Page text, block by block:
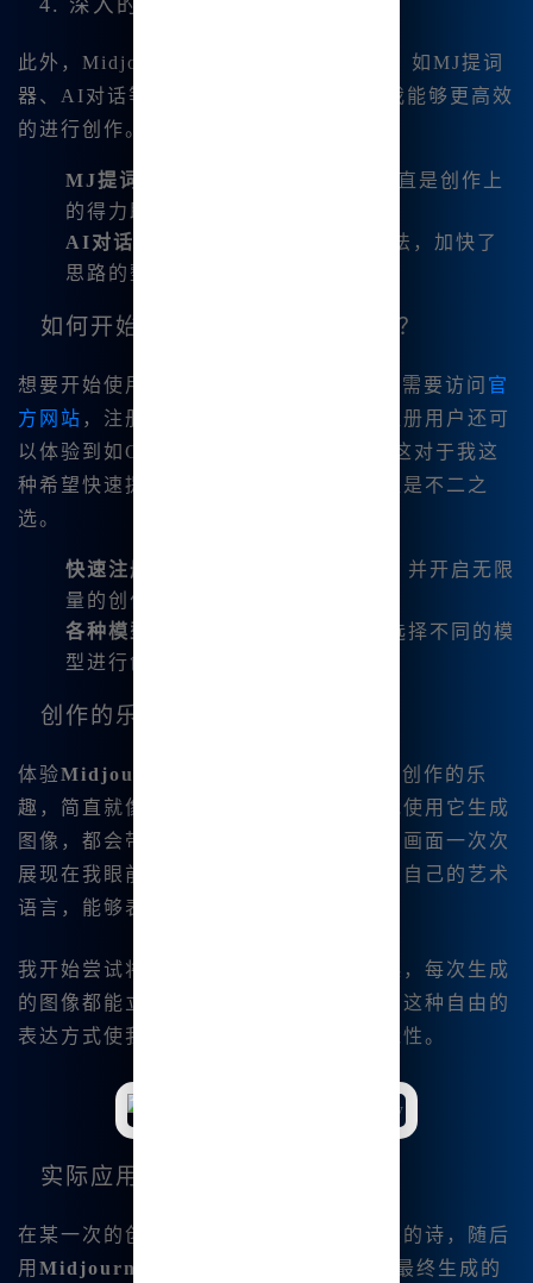
此外，Midjourney还集成了各种AI工具，如MJ提词
器、AI对话等。我发现通过这些工具，我能够更高效
的进行创作。具体来说：
MJ提词器
：为我生成绘画灵感，简直是创作上
的得力助手。
AI对话
：可以实时编辑我的创作想法，加快了
思路的整理。
如何开始使用Midjourney中文版？
想要开始使用 ，首先需要访问 官
方网站 ，注册便可免费获得使用权限。注册用户还可
以体验到如GPT-4o等顶尖模型的使用。这对于我这
种希望快速提升创作能力的人来说，简直是不二之
选。
快速注册
：只需几步就能完成注册，并开启无限
量的创作之旅。
各种模型随心所欲
：可以根据需要选择不同的模
型进行创作，灵活又实用。
创作的乐趣
体验Midjourney中文绘画
让我感受到了创作的乐
趣，简直就像是给我插上了翅膀。每次我使用它生成
图像，都会带给我惊喜——从未想象过的画面一次次
展现在我眼前。在这个平台上，我找到了自己的艺术
语言，能够表达内心的想法。
我开始尝试将我的诗歌与图片结合在一起，每次生成
的图像都能立即让我感受到创作的乐趣。这种自由的
表达方式使我更加灵活地探索艺术的可能性。
实际应用示例
在某一次的创作中，我写了一段关于自然的诗，随后
用 Midjourney内网版
将其转化为画面。最终生成的